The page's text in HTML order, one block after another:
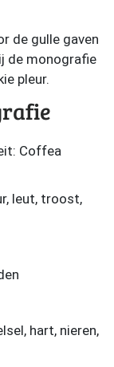
de gulle gaven
de monografie
pleur.
Coffea
leut, troost,
hart, nieren,